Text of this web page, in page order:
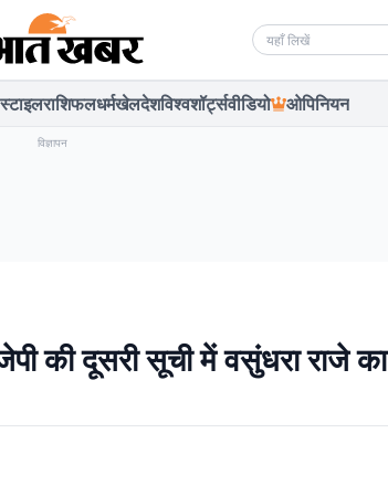
Search news
राशिफलधर्मखेलदेशविश्वशॉर्ट्सवीडियो ओपिनियन
विज्ञापन
की दूसरी सूची में वसुंधरा राजे का